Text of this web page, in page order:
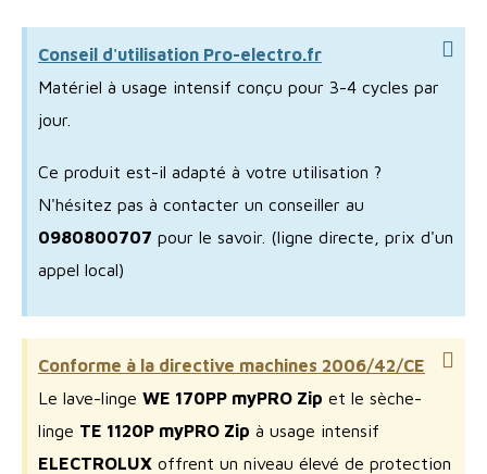
Conseil d'utilisation Pro-electro.fr
Matériel à usage intensif conçu pour 3-4 cycles par
jour.
Ce produit est-il adapté à votre utilisation ?
N'hésitez pas à contacter un conseiller au
0980800707 pour le savoir. (ligne directe, prix d'un
appel local)
Conforme à la directive machines 2006/42/CE
Le lave-linge WE 170PP myPRO Zip et le sèche-
linge TE 1120P myPRO Zip à usage intensif
ELECTROLUXoffrent un niveau élevé de protection